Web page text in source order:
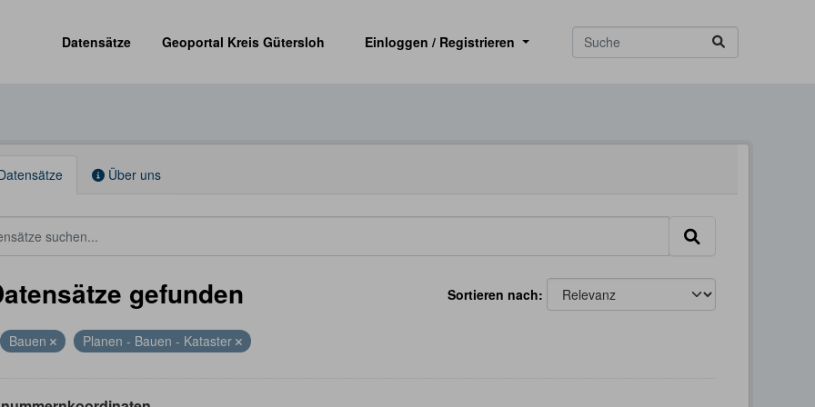
Datensätze
Geoportal Kreis Gütersloh Einloggen / Registrieren
Über uns
Sortieren nach
gefunden
Bauen Planen - Bauen - Kataster